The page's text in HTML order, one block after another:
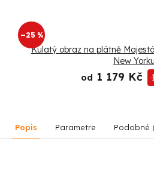
–25 %
Kulatý obraz na plátně
New Yorku
od 1 179 Kč
Popis Parametre Podobné